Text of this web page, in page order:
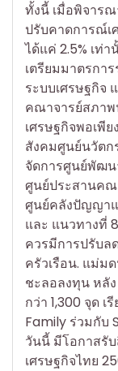
ทั้งนี้ เมื่อพิจาร
ปรับคาดการณ์เ
ได้แค่ 2.5% เท่า
เตรียมมาตรกา
ระบบเศรษฐกิจ
คณาจารย์สภา
เศรษฐกิจพอเพี
สังคมศูนย์นวัต
จัดการศูนย์พัฒน
ศูนย์ประสานคณ
ศูนย์คลังปัญญา
และ แนวทางที่
ควรมีการปรับล
ครัวเรือน. แม่ม
ชะลอลงทุน หลั
กว่า 1,300 จุด เ
Family ร่วมกับ
วันนี้ มีโอกาสรั
เศรษฐกิจไทย